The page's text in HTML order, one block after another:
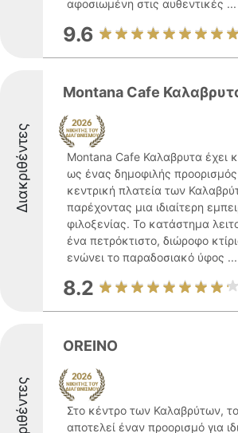
αφοσιωμένη στις αυθεντικές ...
9.6
Διακριθέντες
Montana Cafe
Montana Cafe Καλαβρυτα έχει
ως ένας δημοφιλής
κεντρική πλατεία των
παρέχοντας μια ιδιαίτερη
φιλοξενίας. Το κατάστημα
ένα πετρόκτιστο, διώροφο
ενώνει το παραδοσιακό ύφος ...
8.2
OREINO
Στο κέντρο των Καλαβρύτων,
αποτελεί έναν προορισμό για